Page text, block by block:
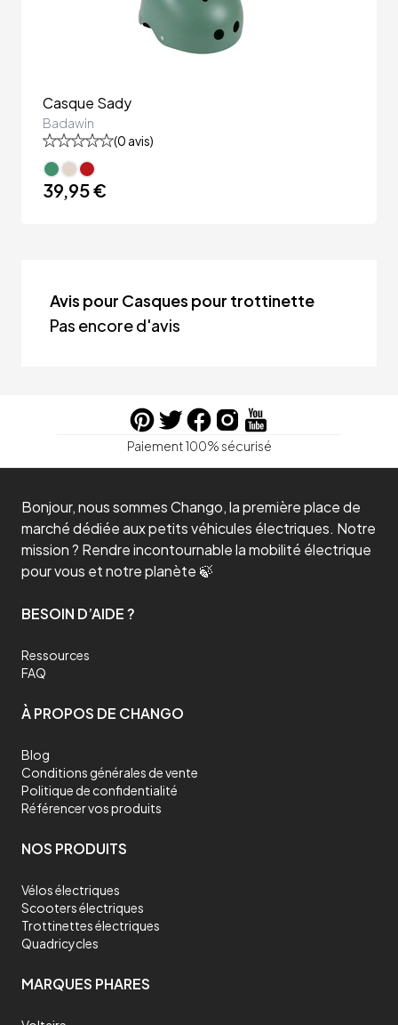
Casque Sady
Badawin
(0 avis)
39,95 €
Avis pour Casques pour trottinette
Pas encore d'avis
Paiement 100% sécurisé
Bonjour, nous sommes Chango, la première place de
marché dédiée aux petits véhicules électriques. Notre
mission ? Rendre incontournable la mobilité électrique
pour vous et notre planète 🍃
BESOIN D’AIDE ?
Ressources
FAQ
À PROPOS DE CHANGO
Blog
Conditions générales de vente
Politique de confidentialité
Référencer vos produits
NOS PRODUITS
Vélos électriques
Scooters électriques
Trottinettes électriques
Quadricycles
MARQUES PHARES